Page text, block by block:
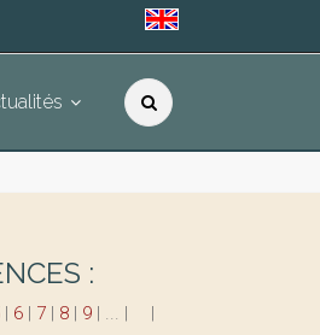
:
| 6| 7| 8| 9| ... |
|